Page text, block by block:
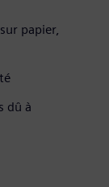
papier,
dû à